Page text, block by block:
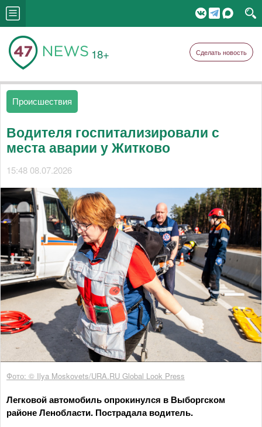
18+ Сделать новость
Происшествия
Водителя госпитализировали с
места аварии у Житково
15:48 08.07.2026
Фото: © Ilya Moskovets/URA.RU Global Look Press
Легковой автомобиль опрокинулся в Выборгском
районе Ленобласти. Пострадала водитель.